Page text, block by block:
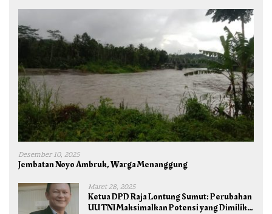
Desember 10, 2025
Jembatan Noyo Ambruk, Warga Menanggung
Maret 28, 2025
Ketua DPD Raja Lontung Sumut: Perubahan
UU TNI Maksimalkan Potensi yang Dimiliki